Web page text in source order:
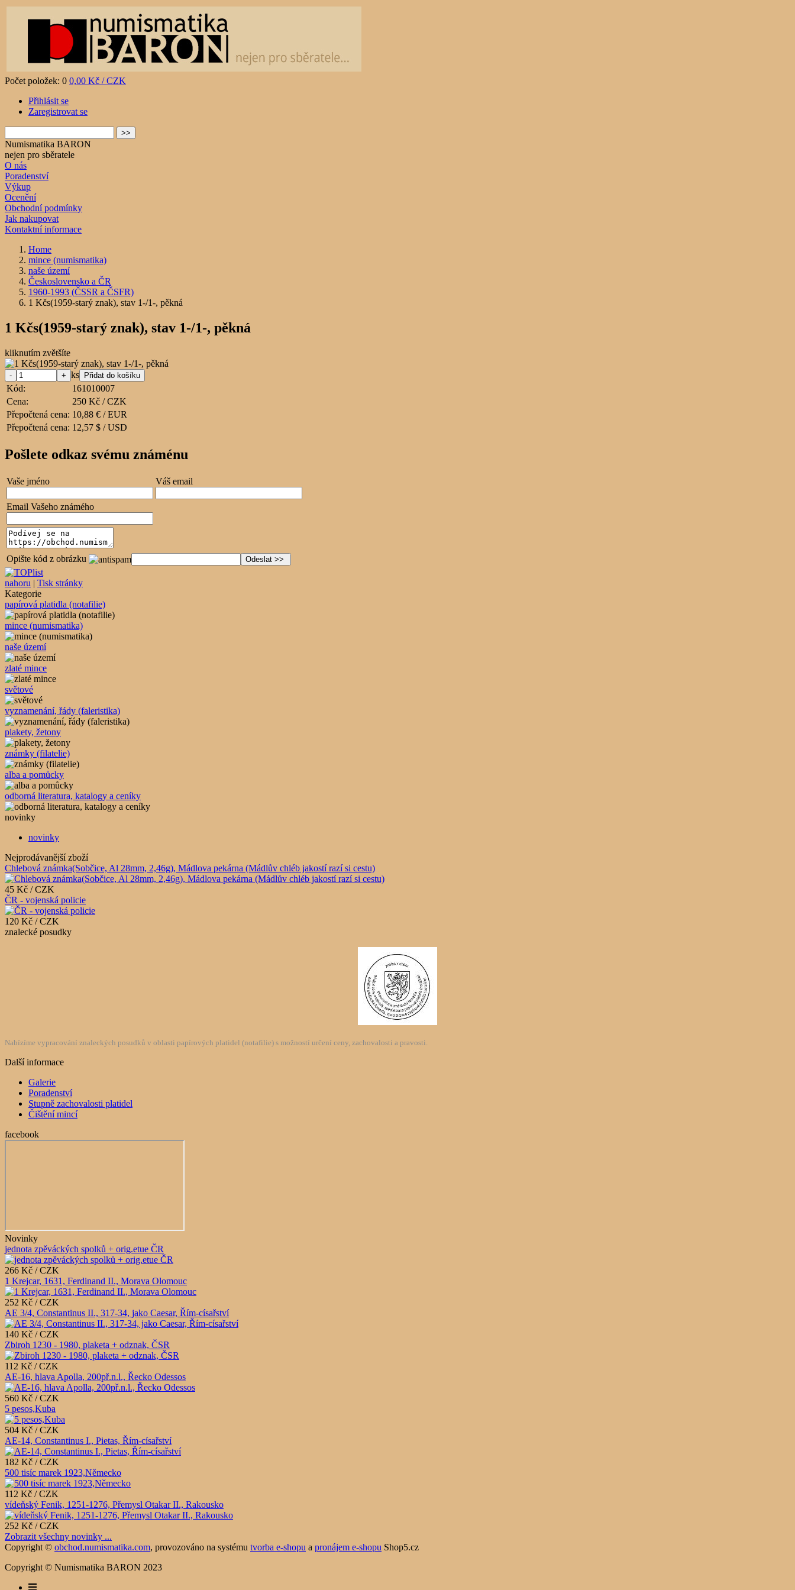
Počet položek: 0 0,00 Kč / CZK
Přihlásit se
Zaregistrovat se
Numismatika BARON
nejen pro sběratele
O nás
Poradenství
Výkup
Ocenění
Obchodní podmínky
Jak nakupovat
Kontaktní informace
Home
mince (numismatika)
naše území
Československo a ČR
1960-1993 (ČSSR a ČSFR)
1 Kčs(1959-starý znak), stav 1-/1-, pěkná
1 Kčs(1959-starý znak), stav 1-/1-, pěkná
kliknutím zvětšíte
ks
Kód:
161010007
Cena:
250 Kč / CZK
Přepočtená cena: 10,88 € / EUR
Přepočtená cena: 12,57 $ / USD
Pošlete odkaz svému známénu
Vaše jméno Váš email
Email Vašeho známého
Opište kód z obrázku
nahoru | Tisk stránky
Kategorie
papírová platidla (notafilie)
mince (numismatika)
naše území
zlaté mince
světové
vyznamenání, řády (faleristika)
plakety, žetony
známky (filatelie)
alba a pomůcky
odborná literatura, katalogy a ceníky
novinky
novinky
Nejprodávanější zboží
Chlebová známka(Sobčice, Al 28mm, 2,46g), Mádlova pekárna (Mádlův chléb jakostí razí si cestu)
45 Kč / CZK
ČR - vojenská policie
120 Kč / CZK
znalecké posudky
Nabízíme vypracování znaleckých posudků v oblasti papírových platidel (notafilie) s možností určení ceny, zachovalosti a pravosti.
Další informace
Galerie
Poradenství
Stupně zachovalosti platidel
Čištění mincí
facebook
Novinky
jednota zpěváckých spolků + orig.etue ČR
266 Kč / CZK
1 Krejcar, 1631, Ferdinand II., Morava Olomouc
252 Kč / CZK
AE 3/4, Constantinus II., 317-34, jako Caesar, Řím-císařství
140 Kč / CZK
Zbiroh 1230 - 1980, plaketa + odznak, ČSR
112 Kč / CZK
AE-16, hlava Apolla, 200př.n.l., Řecko Odessos
560 Kč / CZK
5 pesos,Kuba
504 Kč / CZK
AE-14, Constantinus I., Pietas, Řím-císařství
182 Kč / CZK
500 tisíc marek 1923,Německo
112 Kč / CZK
vídeňský Fenik, 1251-1276, Přemysl Otakar II., Rakousko
252 Kč / CZK
Zobrazit všechny novinky ...
Copyright © obchod.numismatika.com, provozováno na systému tvorba e-shopu a pronájem e-shopu Shop5.cz
Copyright © Numismatika BARON 2023